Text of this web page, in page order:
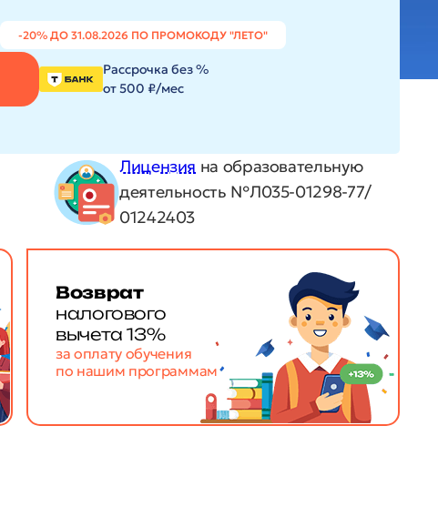
-20% ДО 31.08.2026 ПО ПРОМОКОДУ "ЛЕТО"
Рассрочка без %
от 500 ₽/мес
Лицензия на образовательную
деятельность №Л035-01298-77/
01242403
Возврат
налогового
вычета 13%
за оплату обучения
по нашим программам